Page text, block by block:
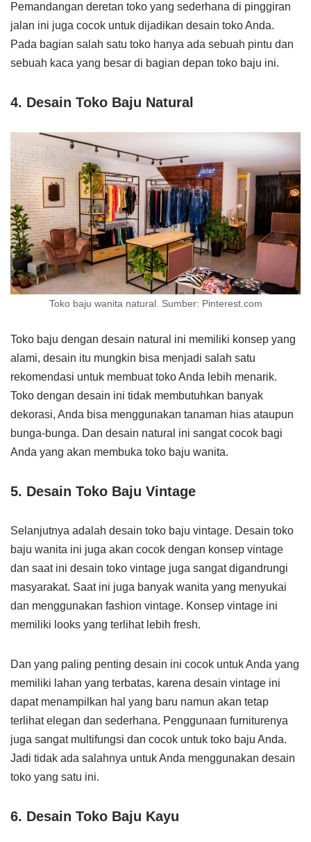
Pemandangan deretan toko yang sederhana di pinggiran
jalan ini juga cocok untuk dijadikan desain toko Anda.
Pada bagian salah satu toko hanya ada sebuah pintu dan
sebuah kaca yang besar di bagian depan toko baju ini.
4. Desain Toko Baju Natural
Toko baju wanita natural. Sumber: Pinterest.com
Toko baju dengan desain natural ini memiliki konsep yang
alami, desain itu mungkin bisa menjadi salah satu
rekomendasi untuk membuat toko Anda lebih menarik.
Toko dengan desain ini tidak membutuhkan banyak
dekorasi, Anda bisa menggunakan tanaman hias ataupun
bunga-bunga. Dan desain natural ini sangat cocok bagi
Anda yang akan membuka toko baju wanita.
5. Desain Toko Baju Vintage
Selanjutnya adalah desain toko baju vintage. Desain toko
baju wanita ini juga akan cocok dengan konsep vintage
dan saat ini desain toko vintage juga sangat digandrungi
masyarakat. Saat ini juga banyak wanita yang menyukai
dan menggunakan fashion vintage. Konsep vintage ini
memiliki looks yang terlihat lebih fresh.
Dan yang paling penting desain ini cocok untuk Anda yang
memiliki lahan yang terbatas, karena desain vintage ini
dapat menampilkan hal yang baru namun akan tetap
terlihat elegan dan sederhana. Penggunaan furniturenya
juga sangat multifungsi dan cocok untuk toko baju Anda.
Jadi tidak ada salahnya untuk Anda menggunakan desain
toko yang satu ini.
6. Desain Toko Baju Kayu